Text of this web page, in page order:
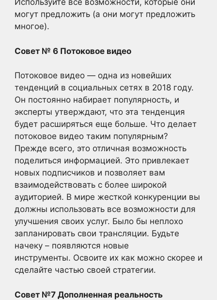
Используйте все возможности, которые они
могут предложить (а они могут предложить
многое).
Совет № 6 Потоковое видео
Потоковое видео — одна из новейших
тенденций в социальных сетях в 2018 году.
Он постоянно набирает популярность, и
эксперты утверждают, что эта тенденция
будет расширяться еще больше. Что делает
потоковое видео таким популярным?
Прежде всего, это отличная возможность
поделиться информацией. Это привлекает
новых подписчиков и позволяет вам
взаимодействовать с более широкой
аудиторией. В мире жесткой конкуренции вы
должны использовать все возможности для
улучшения своих услуг. Было бы неплохо
запланировать свои трансляции. Будьте
начеку – появляются новые
инструменты. Освоите их как можно скорее и
сделайте частью своей стратегии.
Совет №7 Дополненная реальность